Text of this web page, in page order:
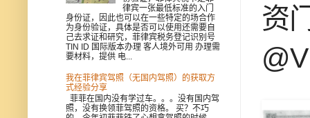
资
律宾一张最低标准的入门
身份证，因此也可以在一些特定的场合作
为身份验证，具体是否可以使用还需要自
己去求证和研究，菲律宾税务登记识别号
TIN ID 国际版本办理 客人境外可用 办理需
要材料，提供 电...
我在菲律宾驾照（无国内驾照）的获取方
式经验分享
菲菲在国内没有学过车。。。没有国内驾
照，没有换领菲驾照的资格。 买？不巧